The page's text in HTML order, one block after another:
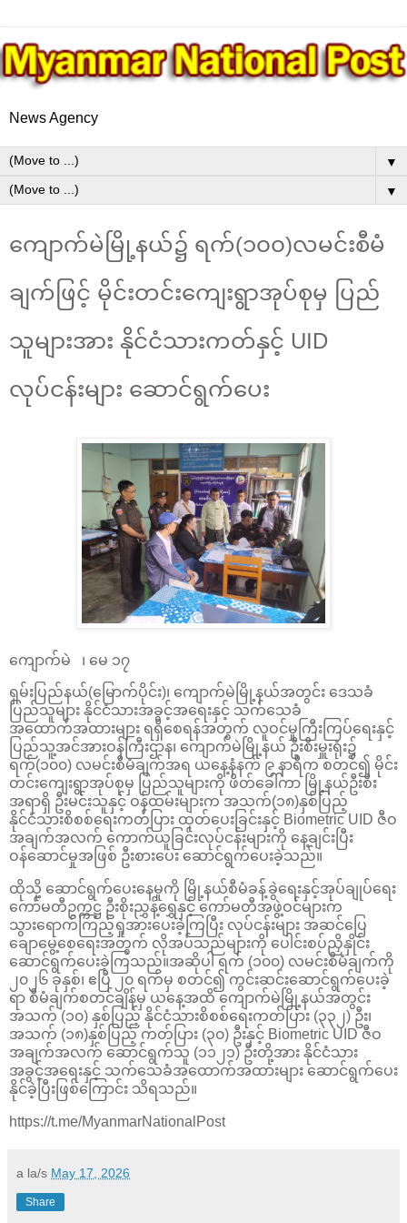
News Agency
▼
▼
ကျောက်မဲမြို့နယ်၌ ရက်(၁၀၀)လမင်းစီမံ
ချက်ဖြင့် မိုင်းတင်းကျေးရွာအုပ်စုမှ ပြည်
သူများအား နိုင်ငံသားကတ်နှင့် UID
လုပ်ငန်းများ ဆောင်ရွက်ပေး
ကျောက်မဲ ၊ မေ ၁၇
ရှမ်းပြည်နယ်(မြောက်ပိုင်း)၊ ကျောက်မဲမြို့နယ်အတွင်း ဒေသခံ
ပြည်သူများ နိုင်ငံသားအခွင့်အရေးနှင့် သက်သေခံ
အထောက်အထားများ ရရှိစေရန်အတွက် လူဝင်မှုကြီးကြပ်ရေးနှင့်
ပြည်သူ့အင်အားဝန်ကြီးဌာန၊ ကျောက်မဲမြို့နယ် ဦးစီးမှူးရုံး၌
ရက်(၁၀၀) လမင်းစီမံချက်အရ ယနေ့နံနက် ၉ နာရီက စတင်၍ မိုင်း
တင်းကျေးရွာအုပ်စုမှ ပြည်သူများကို ဖိတ်ခေါ်ကာ မြို့နယ်ဦးစီး
အရာရှိ ဦးမင်းသူနှင့် ဝန်ထမ်းများက အသက်(၁၈)နှစ်ပြည့်
နိုင်ငံသားစိစစ်ရေးကတ်ပြား ထုတ်ပေးခြင်းနှင့် Biometric UID ဇီဝ
အချက်အလက် ကောက်ယူခြင်းလုပ်ငန်းများကို နေ့ချင်းပြီး
ဝန်ဆောင်မှုအဖြစ် ဦးစားပေး ဆောင်ရွက်ပေးခဲ့သည်။
ထိုသို့ ဆောင်ရွက်ပေးနေမှုကို မြို့နယ်စီမံခန့်ခွဲရေးနှင့်အုပ်ချုပ်ရေး
ကော်မတီဥက္ကဋ္ဌ ဦးစိုးညွှန့်ရွှေနှင့် ကော်မတီအဖွဲ့ဝင်များက
သွားရောက်ကြည့်ရှုအားပေးခဲ့ကြပြီး လုပ်ငန်းများ အဆင်ပြေ
ချောမွေ့စေရေးအတွက် လိုအပ်သည်များကို ပေါင်းစပ်ညှိနှိုင်း
ဆောင်ရွက်ပေးခဲ့ကြသည်။အဆိုပါ ရက် (၁၀၀) လမင်းစီမံချက်ကို
၂၀၂၆ ခုနှစ်၊ ဧပြီ ၂၀ ရက်မှ စတင်၍ ကွင်းဆင်းဆောင်ရွက်ပေးခဲ့
ရာ စီမံချက်စတင်ချိန်မှ ယနေ့အထိ ကျောက်မဲမြို့နယ်အတွင်း
အသက် (၁၀) နှစ်ပြည့် နိုင်ငံသားစိစစ်ရေးကတ်ပြား (၃၃၂) ဦး၊
အသက် (၁၈)နှစ်ပြည့် ကတ်ပြား (၃၀) ဦးနှင့် Biometric UID ဇီဝ
အချက်အလက် ဆောင်ရွက်သူ (၁၁၂၁) ဦးတို့အား နိုင်ငံသား
အခွင့်အရေးနှင့် သက်သေခံအထောက်အထားများ ဆောင်ရွက်ပေး
နိုင်ခဲ့ပြီးဖြစ်ကြောင်း သိရသည်။
https://t.me/MyanmarNationalPost
a la/s May 17, 2026
Share